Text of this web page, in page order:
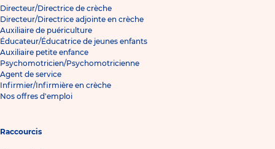
Directeur/Directrice de crèche
Directeur/Directrice adjointe en crèche
Auxiliaire de puériculture
Éducateur/Éducatrice de jeunes enfants
Auxiliaire petite enfance
Psychomotricien/Psychomotricienne
Agent de service
Infirmier/Infirmière en crèche
Nos offres d'emploi
Raccourcis